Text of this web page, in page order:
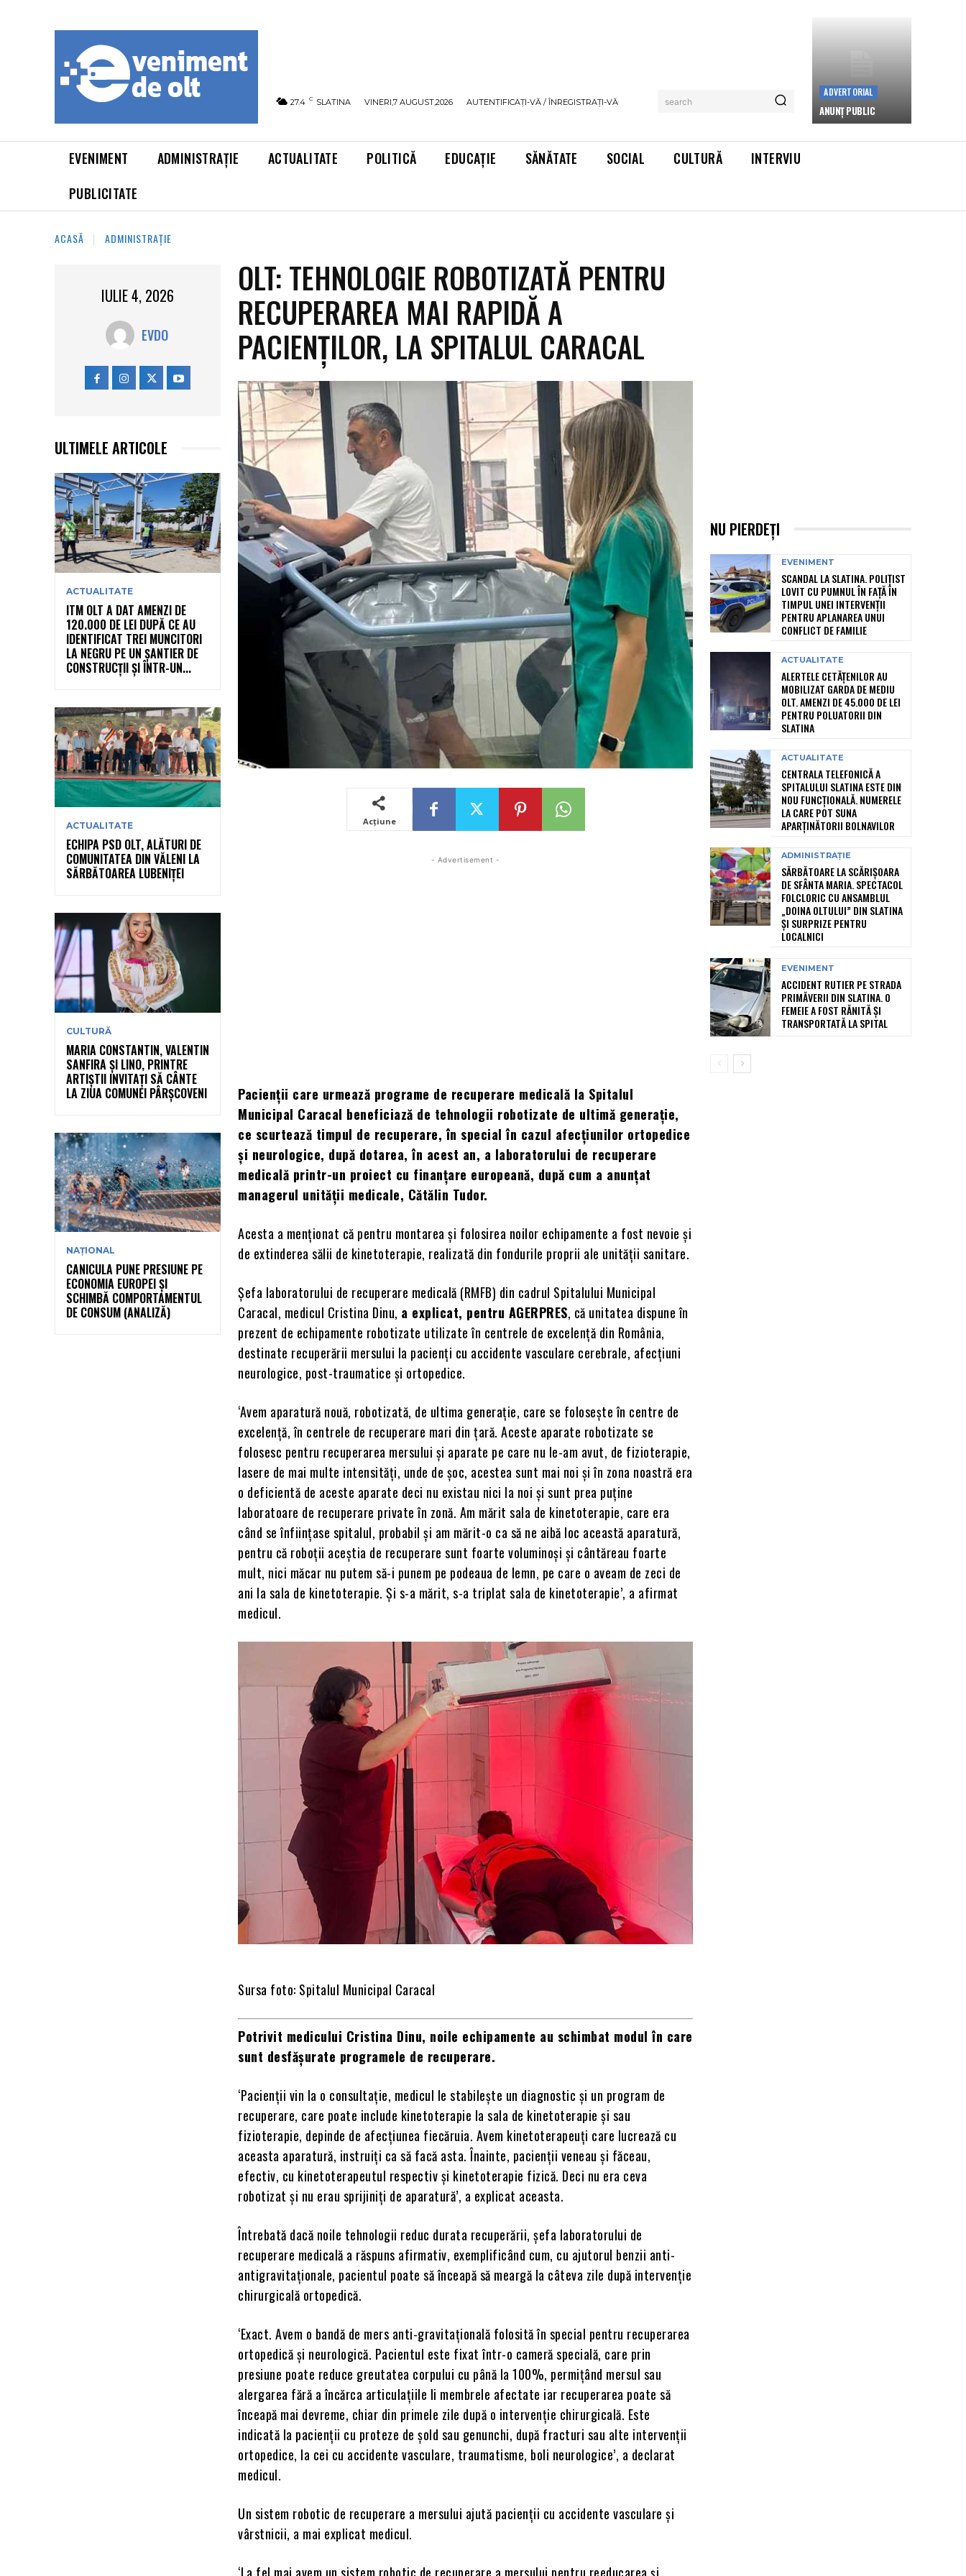
27.4 C SLATINA VINERI,7 AUGUST,2026 AUTENTIFICAȚI-VĂ / ÎNREGISTRAȚI-VĂ search
ADVERTORIAL
ANUNȚ PUBLIC
EVENIMENT ADMINISTRAȚIE ACTUALITATE POLITICĂ EDUCAȚIE SĂNĂTATE SOCIAL CULTURĂ
INTERVIU
PUBLICITATE
ACASĂ ADMINISTRAȚIE
IULIE 4, 2026
EVDO
ULTIMELE ARTICOLE
ACTUALITATE
ITM OLT A DAT AMENZI DE
120.000 DE LEI DUPĂ CE AU
IDENTIFICAT TREI MUNCITORI
LA NEGRU PE UN ȘANTIER DE
CONSTRUCȚII ȘI ÎNTR-UN...
ACTUALITATE
ECHIPA PSD OLT, ALĂTURI DE
COMUNITATEA DIN VĂLENI LA
SĂRBĂTOAREA LUBENIȚEI
CULTURĂ
MARIA CONSTANTIN, VALENTIN
SANFIRA ȘI LINO, PRINTRE
ARTIȘTII INVITAȚI SĂ CÂNTE
LA ZIUA COMUNEI PÂRȘCOVENI
NAȚIONAL
CANICULA PUNE PRESIUNE PE
ECONOMIA EUROPEI ȘI
SCHIMBĂ COMPORTAMENTUL
DE CONSUM (ANALIZĂ)
OLT: TEHNOLOGIE ROBOTIZATĂ PENTRU
RECUPERAREA MAI RAPIDĂ A
PACIENŢILOR, LA SPITALUL CARACAL
Acțiune
- Advertisement -
Pacienții care urmează programe de recuperare medicală la Spitalul
Municipal Caracal beneficiază de tehnologii robotizate de ultimă generație,
ce scurtează timpul de recuperare, în special în cazul afecțiunilor ortopedice
și neurologice, după dotarea, în acest an, a laboratorului de recuperare
medicală printr-un proiect cu finanțare europeană, după cum a anunțat
managerul unității medicale, Cătălin Tudor.
Acesta a menționat că pentru montarea și folosirea noilor echipamente a fost nevoie și
de extinderea sălii de kinetoterapie, realizată din fondurile proprii ale unității sanitare.
Șefa laboratorului de recuperare medicală (RMFB) din cadrul Spitalului Municipal
Caracal, medicul Cristina Dinu, a explicat, pentru AGERPRES, că unitatea dispune în
prezent de echipamente robotizate utilizate în centrele de excelență din România,
destinate recuperării mersului la pacienți cu accidente vasculare cerebrale, afecțiuni
neurologice, post-traumatice și ortopedice.
‘Avem aparatură nouă, robotizată, de ultima generație, care se folosește în centre de
excelență, în centrele de recuperare mari din țară. Aceste aparate robotizate se
folosesc pentru recuperarea mersului și aparate pe care nu le-am avut, de fizioterapie,
lasere de mai multe intensități, unde de șoc, acestea sunt mai noi și în zona noastră era
o deficientă de aceste aparate deci nu existau nici la noi și sunt prea puține
laboratoare de recuperare private în zonă. Am mărit sala de kinetoterapie, care era
când se înființase spitalul, probabil și am mărit-o ca să ne aibă loc această aparatură,
pentru că roboții aceștia de recuperare sunt foarte voluminoși și cântăreau foarte
mult, nici măcar nu putem să-i punem pe podeaua de lemn, pe care o aveam de zeci de
ani la sala de kinetoterapie. Și s-a mărit, s-a triplat sala de kinetoterapie’, a afirmat
medicul.
Sursa foto: Spitalul Municipal Caracal
Potrivit medicului Cristina Dinu, noile echipamente au schimbat modul în care
sunt desfășurate programele de recuperare.
‘Pacienții vin la o consultație, medicul le stabilește un diagnostic și un program de
recuperare, care poate include kinetoterapie la sala de kinetoterapie și sau
fizioterapie, depinde de afecțiunea fiecăruia. Avem kinetoterapeuți care lucrează cu
aceasta aparatură, instruiți ca să facă asta. Înainte, pacienții veneau și făceau,
efectiv, cu kinetoterapeutul respectiv și kinetoterapie fizică. Deci nu era ceva
robotizat și nu erau sprijiniți de aparatură’, a explicat aceasta.
Întrebată dacă noile tehnologii reduc durata recuperării, șefa laboratorului de
recuperare medicală a răspuns afirmativ, exemplificând cum, cu ajutorul benzii anti-
antigravitaționale, pacientul poate să înceapă să meargă la câteva zile după intervenție
chirurgicală ortopedică.
‘Exact. Avem o bandă de mers anti-gravitațională folosită în special pentru recuperarea
ortopedică și neurologică. Pacientul este fixat într-o cameră specială, care prin
presiune poate reduce greutatea corpului cu până la 100%, permițând mersul sau
alergarea fără a încărca articulațiile li membrele afectate iar recuperarea poate să
înceapă mai devreme, chiar din primele zile după o intervenție chirurgicală. Este
indicată la pacienții cu proteze de șold sau genunchi, după fracturi sau alte intervenții
ortopedice, la cei cu accidente vasculare, traumatisme, boli neurologice’, a declarat
medicul.
Un sistem robotic de recuperare a mersului ajută pacienții cu accidente vasculare și
vârstnicii, a mai explicat medicul.
NU PIERDEȚI
EVENIMENT
SCANDAL LA SLATINA. POLIȚIST
LOVIT CU PUMNUL ÎN FAȚĂ ÎN
TIMPUL UNEI INTERVENȚII
PENTRU APLANAREA UNUI
CONFLICT DE FAMILIE
ACTUALITATE
ALERTELE CETĂȚENILOR AU
MOBILIZAT GARDA DE MEDIU
OLT. AMENZI DE 45.000 DE LEI
PENTRU POLUATORII DIN
SLATINA
ACTUALITATE
CENTRALA TELEFONICĂ A
SPITALULUI SLATINA ESTE DIN
NOU FUNCȚIONALĂ. NUMERELE
LA CARE POT SUNA
APARȚINĂTORII BOLNAVILOR
ADMINISTRAȚIE
SĂRBĂTOARE LA SCĂRIȘOARA
DE SFÂNTA MARIA. SPECTACOL
FOLCLORIC CU ANSAMBLUL
„DOINA OLTULUI” DIN SLATINA
ȘI SURPRIZE PENTRU
LOCALNICI
EVENIMENT
ACCIDENT RUTIER PE STRADA
PRIMĂVERII DIN SLATINA. O
FEMEIE A FOST RĂNITĂ ȘI
TRANSPORTATĂ LA SPITAL